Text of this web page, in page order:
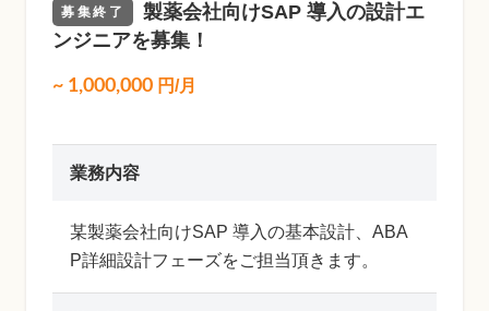
募集終了
製薬会社向けSAP 導入の設計エ
ンジニアを募集！
~ 1,000,000 円/月
業務内容
某製薬会社向けSAP 導入の基本設計、ABA
P詳細設計フェーズをご担当頂きます。